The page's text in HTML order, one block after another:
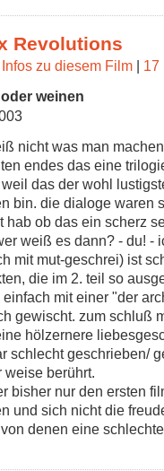
Revolutions
zu diesem Film
17
weinen
nicht was man
endes das eine
weil das der wohl
bin. die dialoge waren
hab ob das ein scherz
weiß es dann? - du! -
mit mut-geschrei) ist
die im 2. teil so
einfach mit einer "der
gewischt. zum schluß
hölzernere
schlecht geschrieben/
weise berührt.
bisher nur den ersten
und sich nicht die
von denen eine